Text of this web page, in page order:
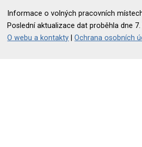
Informace o volných pracovních
Poslední aktualizace dat proběhla dne 7.
O webu a kontakty |Ochrana osobních